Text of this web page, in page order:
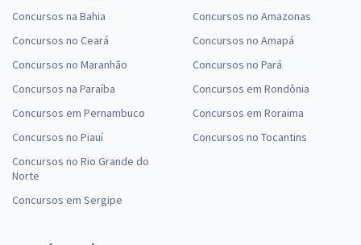
Concursos na Bahia
Concursos no Ceará
Concursos no Maranhão
Concursos na Paraíba
Concursos em Pernambuco
Concursos no Piauí
Concursos no Rio Grande do
Norte
Concursos em Sergipe
Concursos no Amazonas
Concursos no Amapá
Concursos no Pará
Concursos em Rondônia
Concursos em Roraima
Concursos no Tocantins